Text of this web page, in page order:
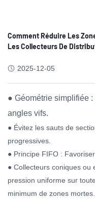
Comment Réduire Les
Les Collecteurs De
2025-12-05
● Géométrie simplifiée
angles vifs.
● Évitez les sauts de
progressives.
● Principe FIFO :
● Collecteurs coniques ou
pression uniforme sur
minimum de zones mortes.